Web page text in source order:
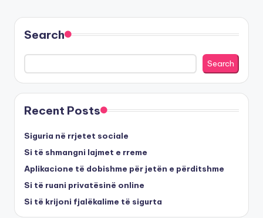
Search
Search
Recent Posts
Siguria në rrjetet sociale
Si të shmangni lajmet e rreme
Aplikacione të dobishme për jetën e përditshme
Si të ruani privatësinë online
Si të krijoni fjalëkalime të sigurta